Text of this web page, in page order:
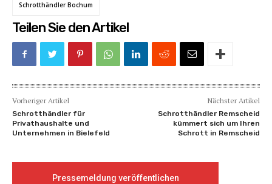
Schrotthändler Bochum
Teilen Sie den Artikel
Vorheriger Artikel
Schrotthändler für
Privathaushalte und
Unternehmen in Bielefeld
Nächster Artikel
Schrotthändler Remscheid
kümmert sich um Ihren
Schrott in Remscheid
Pressemeldung veröffentlichen